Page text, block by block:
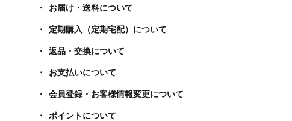
お届け・送料について
定期購入（定期宅配）について
返品・交換について
お支払いについて
会員登録・お客様情報変更について
ポイントについて